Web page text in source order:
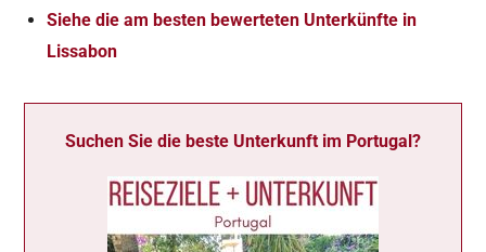
Siehe die am besten bewerteten Unterkünfte in
Lissabon
Suchen Sie die beste Unterkunft im Portugal?